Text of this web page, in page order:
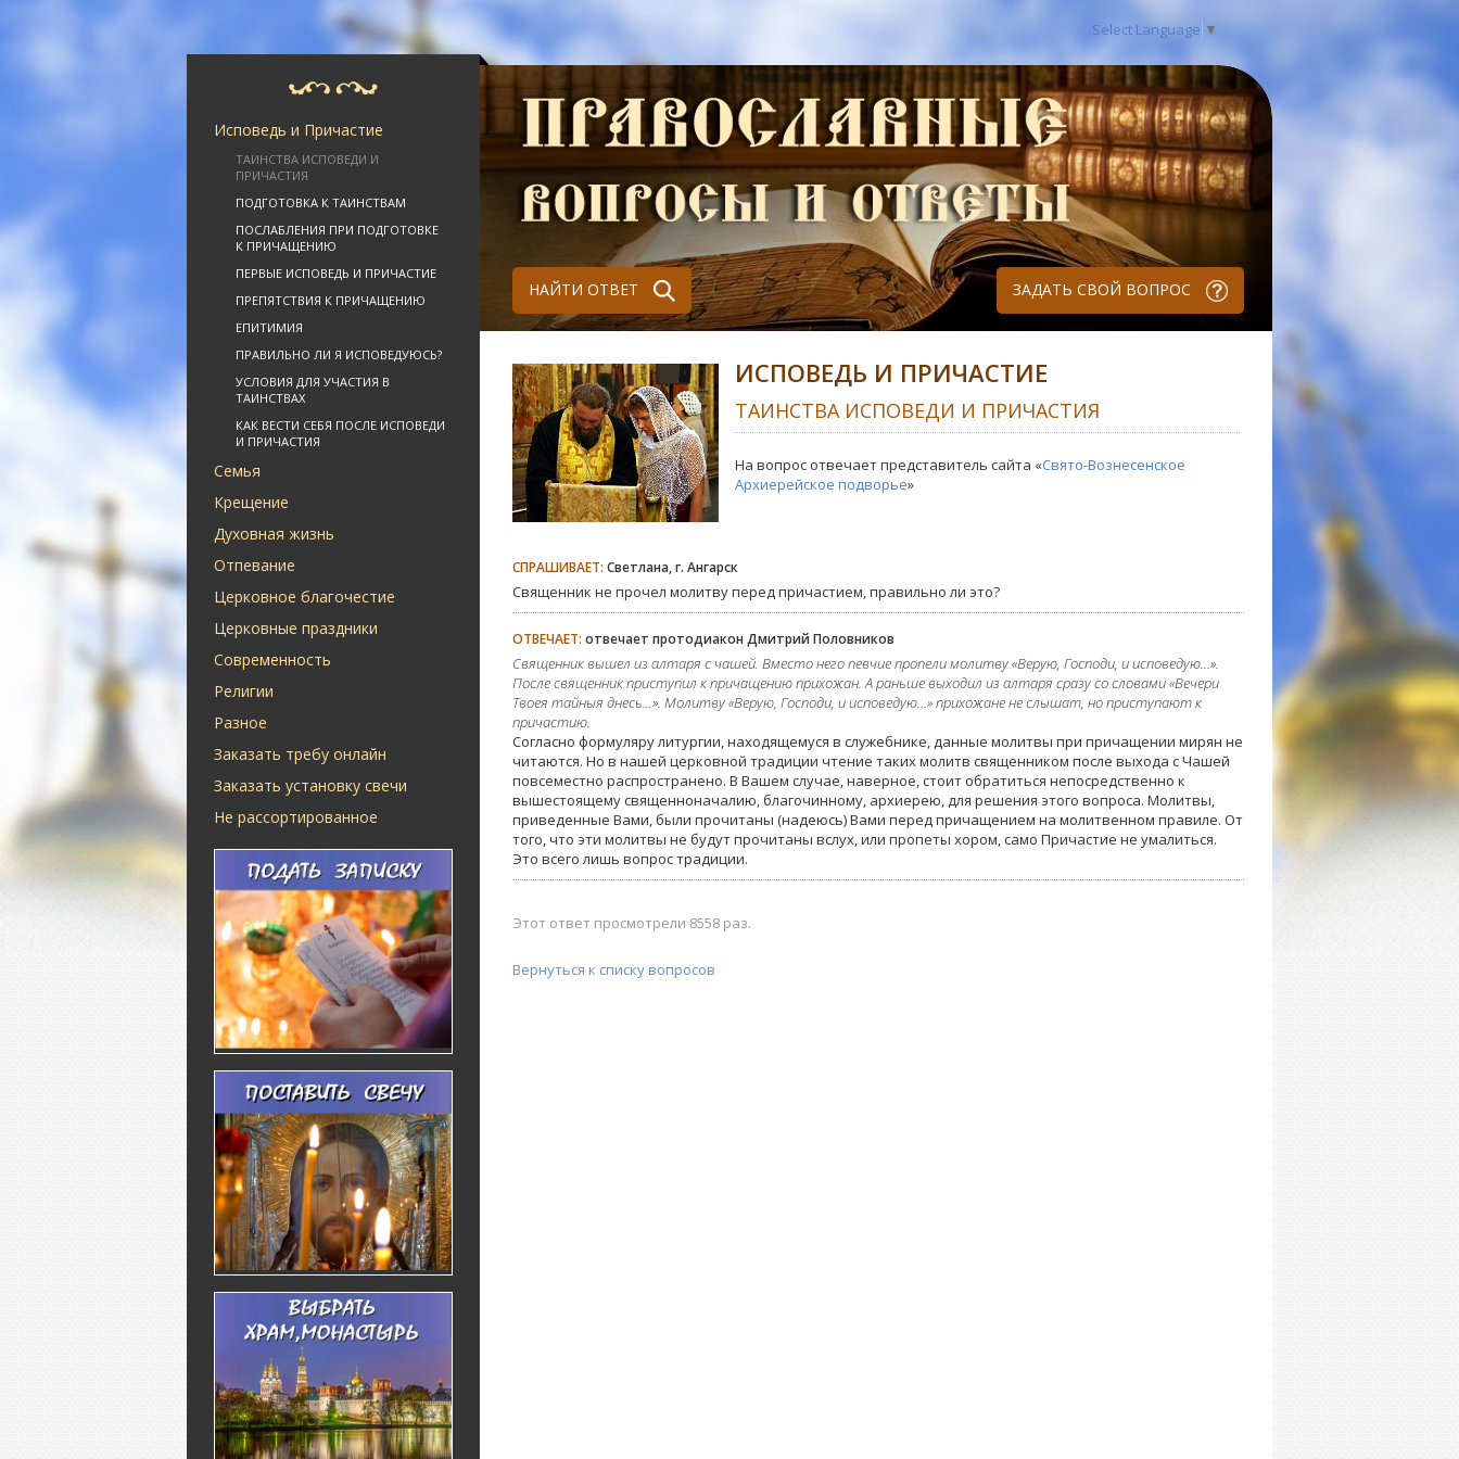
Select Language ▼
Исповедь и Причастие
ТАИНСТВА ИСПОВЕДИ И
ПРИЧАСТИЯ
ПОДГОТОВКА К ТАИНСТВАМ
ПОСЛАБЛЕНИЯ ПРИ ПОДГОТОВКЕ
К ПРИЧАЩЕНИЮ
ПЕРВЫЕ ИСПОВЕДЬ И ПРИЧАСТИЕ
ПРЕПЯТСТВИЯ К ПРИЧАЩЕНИЮ
ЕПИТИМИЯ
ПРАВИЛЬНО ЛИ Я ИСПОВЕДУЮСЬ?
УСЛОВИЯ ДЛЯ УЧАСТИЯ В
ТАИНСТВАХ
КАК ВЕСТИ СЕБЯ ПОСЛЕ ИСПОВЕДИ
И ПРИЧАСТИЯ
Семья
Крещение
Духовная жизнь
Отпевание
Церковное благочестие
Церковные праздники
Современность
Религии
Разное
Заказать требу онлайн
Заказать установку свечи
Не рассортированное
НАЙТИ ОТВЕТ ЗАДАТЬ СВОЙ ВОПРОС
ИСПОВЕДЬ И ПРИЧАСТИЕ
ТАИНСТВА ИСПОВЕДИ И ПРИЧАСТИЯ
На вопрос отвечает представитель сайта «Свято-Вознесенское
Архиерейское подворье»
СПРАШИВАЕТ: Светлана, г. Ангарск
Священник не прочел молитву перед причастием, правильно ли это?
ОТВЕЧАЕТ: отвечает протодиакон Дмитрий Половников
Священник вышел из алтаря с чашей. Вместо него певчие пропели молитву «Верую, Господи, и исповедую...».
После священник приступил к причащению прихожан. А раньше выходил из алтаря сразу со словами «Вечери
Твоея тайныя днесь...». Молитву «Верую, Господи, и исповедую...» прихожане не слышат, но приступают к
причастию.
Согласно формуляру литургии, находящемуся в служебнике, данные молитвы при причащении мирян не
читаются. Но в нашей церковной традиции чтение таких молитв священником после выхода с Чашей
повсеместно распространено. В Вашем случае, наверное, стоит обратиться непосредственно к
вышестоящему священноначалию, благочинному, архиерею, для решения этого вопроса. Молитвы,
приведенные Вами, были прочитаны (надеюсь) Вами перед причащением на молитвенном правиле. От
того, что эти молитвы не будут прочитаны вслух, или пропеты хором, само Причастие не умалиться.
Это всего лишь вопрос традиции.
Этот ответ просмотрели 8558 раз.
Вернуться к списку вопросов